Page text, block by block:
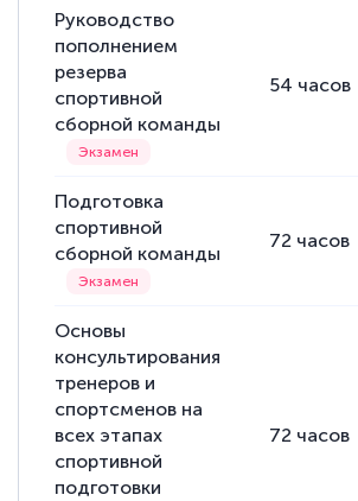
Руководство
пополнением
резерва
спортивной
сборной команды
54 часов
Подготовка
спортивной
сборной команды
72 часов
Основы
консультирования
тренеров и
спортсменов на
всех этапах
спортивной
подготовки
72 часов